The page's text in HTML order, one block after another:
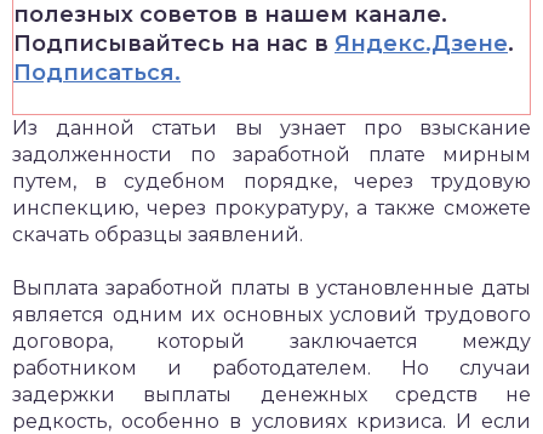
полезных советов в нашем канале.
Подписывайтесь на нас в Яндекс.Дзене.
Подписаться.
Из данной статьи вы узнает про взыскание
задолженности по заработной плате мирным
путем, в судебном порядке, через трудовую
инспекцию, через прокуратуру, а также сможете
скачать образцы заявлений.
Выплата заработной платы в установленные даты
является одним их основных условий трудового
договора, который заключается между
работником и работодателем. Но случаи
задержки выплаты денежных средств не
редкость, особенно в условиях кризиса. И если